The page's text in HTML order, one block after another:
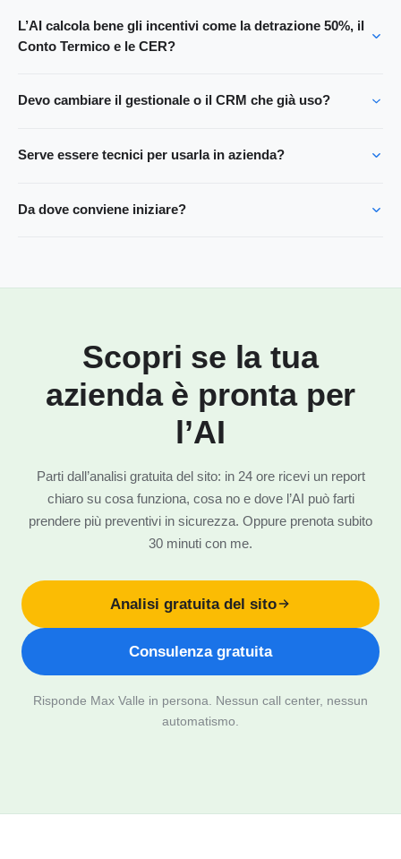
L’AI calcola bene gli incentivi come la detrazione 50%, il
Conto Termico e le CER?
Devo cambiare il gestionale o il CRM che già uso?
Serve essere tecnici per usarla in azienda?
Da dove conviene iniziare?
Scopri se la tua
azienda è pronta per
l’AI
Parti dall’analisi gratuita del sito: in 24 ore ricevi un report
chiaro su cosa funziona, cosa no e dove l’AI può farti
prendere più preventivi in sicurezza. Oppure prenota subito
30 minuti con me.
Analisi gratuita del sito
Consulenza gratuita
Risponde Max Valle in persona. Nessun call center, nessun
automatismo.